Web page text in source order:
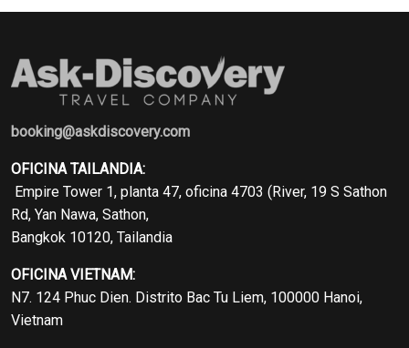
booking@askdiscovery.com
OFICINA TAILANDIA:
Empire Tower 1, planta 47, oficina 4703 (River, 19 S Sathon
Rd, Yan Nawa, Sathon,
Bangkok 10120, Tailandia
OFICINA VIETNAM:
N7. 124 Phuc Dien. Distrito Bac Tu Liem, 100000 Hanoi,
Vietnam